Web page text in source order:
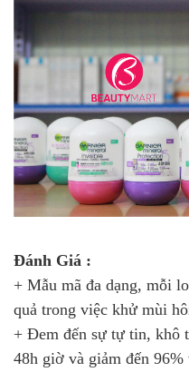
Đánh Giá :
+ Mẫu mã đa dạng, mỗi
quả trong việc khử mùi
+ Đem đến sự tự tin, khô
48h giờ và giảm đến